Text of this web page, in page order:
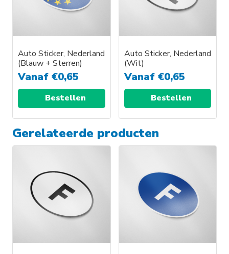
Auto Sticker, Nederland
(Blauw + Sterren)
Vanaf €0,65
Bestellen
Auto Sticker, Nederland
(Wit)
Vanaf €0,65
Bestellen
Gerelateerde producten